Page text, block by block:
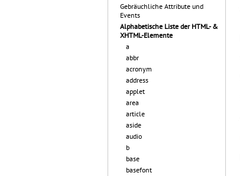
Gebräuchliche Attribute und
Events
Alphabetische Liste der HTML- &
XHTML-Elemente
a
abbr
acronym
address
applet
area
article
aside
audio
b
base
basefont